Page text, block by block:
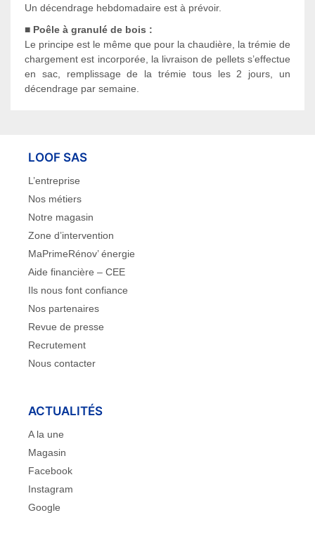
Un décendrage hebdomadaire est à prévoir.
■ Poêle à granulé de bois :
Le principe est le même que pour la chaudière, la trémie de
chargement est incorporée, la livraison de pellets s’effectue
en sac, remplissage de la trémie tous les 2 jours, un
décendrage par semaine.
LOOF SAS
L’entreprise
Nos métiers
Notre magasin
Zone d’intervention
MaPrimeRénov’ énergie
Aide financière – CEE
Ils nous font confiance
Nos partenaires
Revue de presse
Recrutement
Nous contacter
ACTUALITÉS
A la une
Magasin
Facebook
Instagram
Google